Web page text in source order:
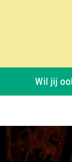
Wil jij ook de